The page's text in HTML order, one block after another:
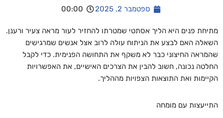
ספטמבר 2, 2025 00:00
מתיחת פנים היא הליך אסתטי שמטרתו להחזיר לעור מראה צעיר ורענן.
השאלה האם לבצע את הניתוח עולה לרוב אצל אנשים שמרגישים
שהמראה החיצוני כבר לא משקף את התחושה הפנימית. כדי לקבל
החלטה נכונה, חשוב להבין את הצרכים האישיים, את האפשרויות
הקיימות ואת התוצאות הצפויות מההליך.
התייעצות עם מומחה